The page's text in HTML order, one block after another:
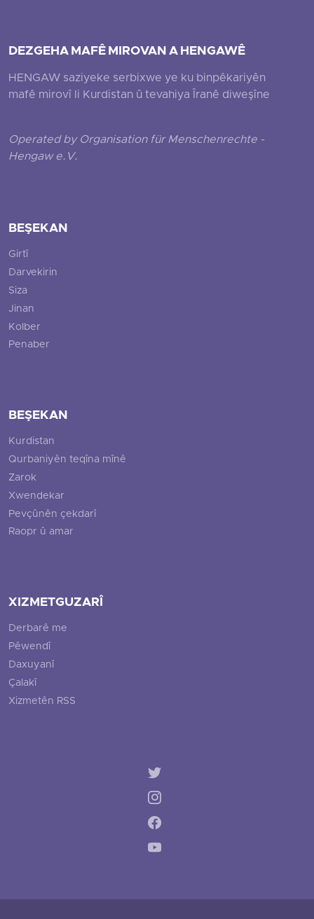
DEZGEHA MAFÊ MIROVAN A HENGAWÊ
HENGAW saziyeke serbixwe ye ku binpêkariyên
mafê mirovî li Kurdistan û tevahiya Îranê diweşîne
Operated by Organisation für Menschenrechte -
Hengaw e.V.
BEŞEKAN
Girtî
Darvekirin
Siza
Jinan
Kolber
Penaber
BEŞEKAN
Kurdistan
Qurbaniyên teqîna mînê
Zarok
Xwendekar
Pevçûnên çekdarî
Raopr û amar
XIZMETGUZARÎ
Derbarê me
Pêwendî
Daxuyanî
Çalakî
Xizmetên RSS